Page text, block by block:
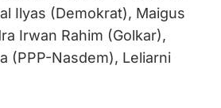
Ilyas (Demokrat), Maigus
Irwan Rahim (Golkar),
(PPP-Nasdem), Leliarni